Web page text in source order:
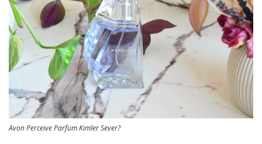
Avon Perceive Parfüm Kimler Sever?